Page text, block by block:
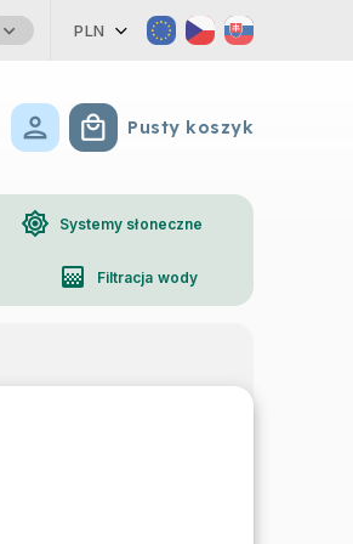
PLN
Koszyk
Pusty koszyk
brightness_high Systemy słoneczne
gradient Filtracja wody